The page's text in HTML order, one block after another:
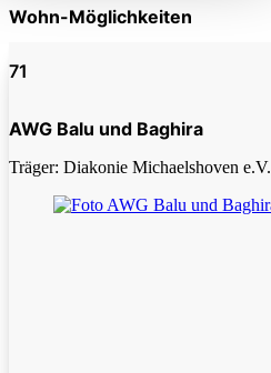
Wohn-Möglichkeiten
71
AWG Balu und Baghira
Träger: Diakonie Michaelshoven e.V.